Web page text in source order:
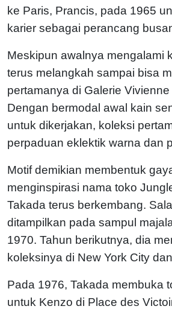
ke Paris, Prancis, pada 1965
karier sebagai perancang
Meskipun awalnya mengalami
terus melangkah sampai bisa
pertamanya di Galerie
Dengan bermodal awal kain
untuk dikerjakan, koleksi
perpaduan eklektik warna dan
Motif demikian membentuk
menginspirasi nama toko
Takada terus berkembang.
ditampilkan pada sampul
1970. Tahun berikutnya, dia
koleksinya di New York City
Pada 1976, Takada membuka
untuk Kenzo di Place des